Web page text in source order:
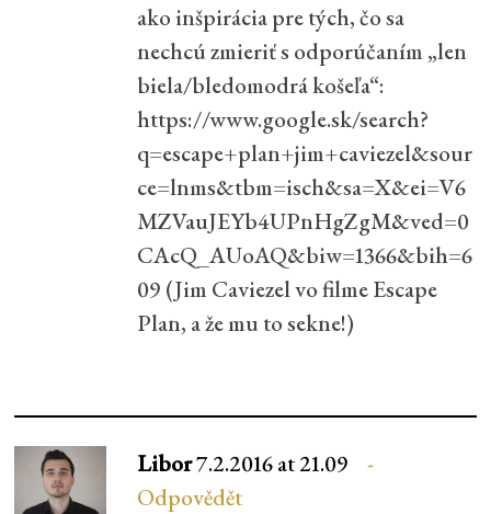
ako inšpirácia pre tých, čo sa
nechcú zmieriť s odporúčaním „len
biela/bledomodrá košeľa“:
https://www.google.sk/search?
q=escape+plan+jim+caviezel&sour
ce=lnms&tbm=isch&sa=X&ei=V6
MZVauJEYb4UPnHgZgM&ved=0
CAcQ_AUoAQ&biw=1366&bih=6
09 (Jim Caviezel vo filme Escape
Plan, a že mu to sekne!)
Libor7.2.2016 at 21.09
Odpovědět